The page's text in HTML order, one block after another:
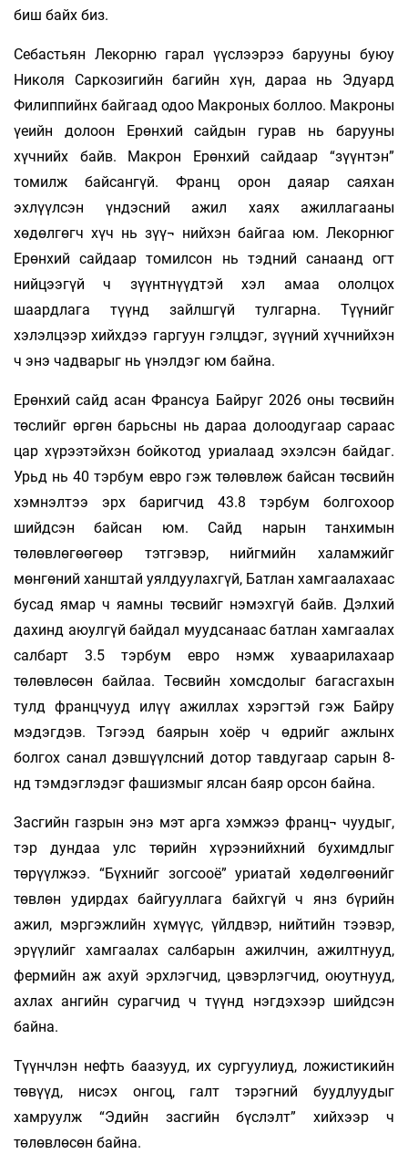
биш байх биз.
Себастьян Лекорню гарал үүслээрээ барууны буюу
Николя Саркозигийн багийн хүн, дараа нь Эдуард
Филиппийнх байгаад одоо Макроных боллоо. Макроны
үеийн долоон Ерөнхий сайдын гурав нь барууны
хүчнийх байв. Макрон Ерөнхий сайдаар “зүүнтэн”
томилж байсангүй. Франц орон даяар саяхан
эхлүүлсэн үндэсний ажил хаях ажиллагааны
хөдөлгөгч хүч нь зүү¬ нийхэн байгаа юм. Лекорнюг
Ерөнхий сайдаар томилсон нь тэдний санаанд огт
нийцээгүй ч зүүнтнүүдтэй хэл амаа ололцох
шаардлага түүнд зайлшгүй тулгарна. Түүнийг
хэлэлцээр хийхдээ гаргуун гэлцдэг, зүүний хүчнийхэн
ч энэ чадварыг нь үнэлдэг юм байна.
Ерөнхий сайд асан Франсуа Байруг 2026 оны төсвийн
төслийг өргөн барьсны нь дараа долоодугаар сараас
цар хүрээтэйхэн бойкотод уриалаад эхэлсэн байдаг.
Урьд нь 40 тэрбум евро гэж төлөвлөж байсан төсвийн
хэмнэлтээ эрх баригчид 43.8 тэрбум болгохоор
шийдсэн байсан юм. Сайд нарын танхимын
төлөвлөгөөгөөр тэтгэвэр, нийгмийн халамжийг
мөнгөний ханштай уялдуулахгүй, Батлан хамгаалахаас
бусад ямар ч яамны төсвийг нэмэхгүй байв. Дэлхий
дахинд аюулгүй байдал муудсанаас батлан хамгаалах
салбарт 3.5 тэрбум евро нэмж хуваарилахаар
төлөвлөсөн байлаа. Төсвийн хомсдолыг багасгахын
тулд францчууд илүү ажиллах хэрэгтэй гэж Байру
мэдэгдэв. Тэгээд баярын хоёр ч өдрийг ажлынх
болгох санал дэвшүүлсний дотор тавдугаар сарын 8-
нд тэмдэглэдэг фашизмыг ялсан баяр орсон байна.
Засгийн газрын энэ мэт арга хэмжээ франц¬ чуудыг,
тэр дундаа улс төрийн хүрээнийхний бухимдлыг
төрүүлжээ. “Бүхнийг зогсооё” уриатай хөдөлгөөнийг
төвлөн удирдах байгууллага байхгүй ч янз бүрийн
ажил, мэргэжлийн хүмүүс, үйлдвэр, нийтийн тээвэр,
эрүүлийг хамгаалах салбарын ажилчин, ажилтнууд,
фермийн аж ахуй эрхлэгчид, цэвэрлэгчид, оюутнууд,
ахлах ангийн сурагчид ч түүнд нэгдэхээр шийдсэн
байна.
Түүнчлэн нефть баазууд, их сургуулиуд, ложистикийн
төвүүд, нисэх онгоц, галт тэрэгний буудлуудыг
хамруулж “Эдийн засгийн бүслэлт” хийхээр ч
төлөвлөсөн байна.